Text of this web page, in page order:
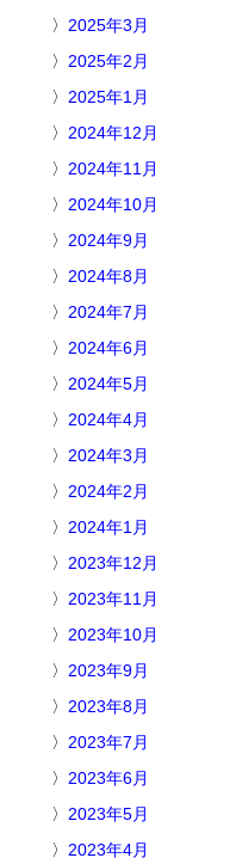
2025年3月
2025年2月
2025年1月
2024年12月
2024年11月
2024年10月
2024年9月
2024年8月
2024年7月
2024年6月
2024年5月
2024年4月
2024年3月
2024年2月
2024年1月
2023年12月
2023年11月
2023年10月
2023年9月
2023年8月
2023年7月
2023年6月
2023年5月
2023年4月